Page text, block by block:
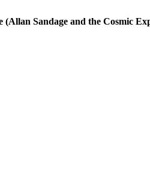
Sandage and the Cosmic